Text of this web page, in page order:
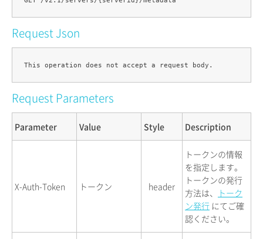
Request Json
Request Parameters
Parameter Value Style Description
X-Auth-Token トークン header
トークンの情報
を指定します。
トークンの発行
方法は、
トーク
ン発行 にてご確
認ください。